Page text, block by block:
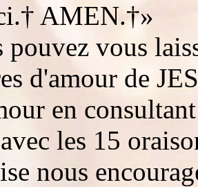
AMEN.†»
pouvez vous
d'amour de
en
les 15
nous